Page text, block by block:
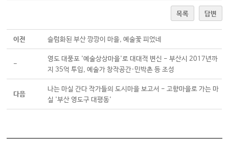
목록 답변
이전 슬럼화된 부산 깡깡이 마을, 예술꽃 피었네
-
영도 대풍포 '예술상상마을'로 대대적 변신 - 부산시 2017년까
지 35억 투입, 예술가 창작공간·민박촌 등 조성
다음
나는 마실 간다 작가들의 도시마을 보고서 - 고향마을로 가는 마
실 '부산 영도구 대평동'